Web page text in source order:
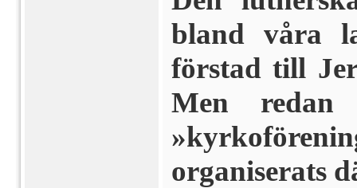
bland våra
förstad till
Men
organiserats